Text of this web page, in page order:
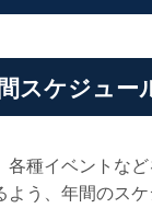
スケジュー
種イベントな
う、年間のスケ